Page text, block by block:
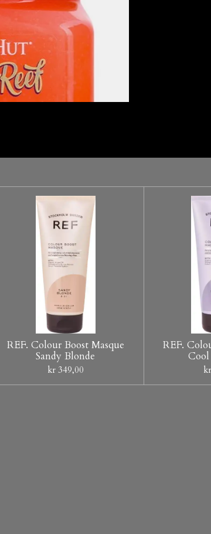
REF. Colour Boost Masque
Sandy Blonde
kr 349,00
REF.
Cool